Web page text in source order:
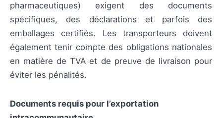
pharmaceutiques) exigent des documents
spécifiques, des déclarations et parfois des
emballages certifiés. Les transporteurs doivent
également tenir compte des obligations nationales
en matière de TVA et de preuve de livraison pour
éviter les pénalités.
Documents requis pour l’exportation